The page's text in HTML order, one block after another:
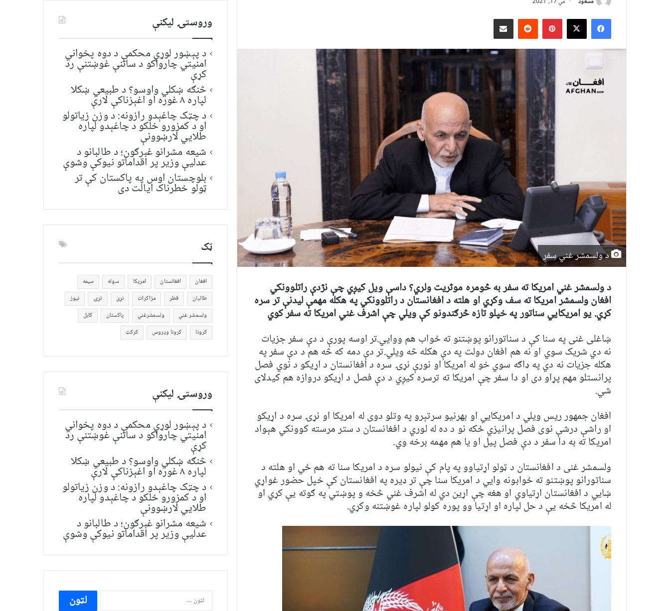
Facebook
X
Pinterest
Redditد بریښنالیک له لارې شریک کړئ
د ولسمشر غني سفر
د ولسمشر غني امریکا ته سفر به څومره موثریت ولري؟ داسې ویل کیږي چې نژدې راتلوونکي
افغان ولسمشر امریکا ته سف وکړي او هلته د افغانستان د راتلوونکي په هکله مهمې ليدنې تر سره
کړي. يو امريکايي سناتور په خپلو تازه څرګندونو کې ويلي چې اشرف غني امريکا ته سفر کوي
ښاغلی غنی په سنا کې د سناتورانو پوښتنو ته ځواب هم ووايي.تر اوسه پورې د دې سفر جزيات
نه دي شريک سوي او نه هم افغان دولت په دې هکله څه ويلي.تر دې دمه که څه هم د دې سفر په
هکله جزيات نه دي په ډاګه سوي خو له امریکا او نورې نړۍ سره د افغانستان د اړيکو د نوي فصل
پرانستلو مهم پړاو دی او دا سفر چې امریکا ته ترسره کيږي د دې فصل د اړیکو دروازه هم کيدلای
شي.
افغان جمهور ریس ويلي د امريکايي او بهرنيو سرتېرو په وتلو دوی له امریکا او نړۍ سره د اړيکو
او راشې درشې نوی فصل پرانیزي ځکه نو د ده له لوري د افغانستان د ستر مرسته کوونکي هېواد
امريکا ته به دا سفر د دې فصل پيل او يا هم مهمه برخه وي.
ولسمشر غنی د افغانستان د ټولو اړتياوو په پام کې نيولو سره د امريکا سنا ته هم ځي او هلته د
سناتورانو پوښتنو ته ځوابونه وايي د امريکا سنا چې تر ډيره په افغانستان کې خپل حضور غواړي
ښايي د افغانستان اړتیاوي او هغه چې اړين دي له اشرف غني څخه و پوښتي په ګوته يې کړي او
له امريکا څخه يې د حل لپاره او اړتيا وو پوره کولو لپاره غوښتنه وکړي.
وروستۍ ليکنې
د پېښور لوړې محکمې د دوه پخواني
امنیتي چارواکو د ساتنې غوښتنې رد
کړې
څنګه ښکلي واوسو؟ د طبیعي ښکلا
لپاره ۸ غوره او اغېزناکې لارې
د چټک چاغېدو رازونه: د وزن زیاتولو
او د کمزورو خلکو د چاغېدو لپاره
طلایي لارښوونې
شیعه مشرانو غبرګون؛ د طالبانو د
عدلیې وزیر پر اقداماتو نیوکې وشوې
بلوچستان اوس په پاکستان کې تر
ټولو خطرناک ایالت دی
ټک
افغان افغانستان امریکا سوله
سیمه
طالبان
قطر مزاکرات نړی نړۍ
نیوز
ولسمشر غني
ولسمشرغني پاکستان
کابل
کرونا
کرونا ویروس کرکټ
وروستۍ ليکنې
د پېښور لوړې محکمې د دوه پخواني
امنیتي چارواکو د ساتنې غوښتنې رد
کړې
څنګه ښکلي واوسو؟ د طبیعي ښکلا
لپاره ۸ غوره او اغېزناکې لارې
د چټک چاغېدو رازونه: د وزن زیاتولو
او د کمزورو خلکو د چاغېدو لپاره
طلایي لارښوونې
شیعه مشرانو غبرګون؛ د طالبانو د
عدلیې وزیر پر اقداماتو نیوکې وشوې
ددی
لپاره